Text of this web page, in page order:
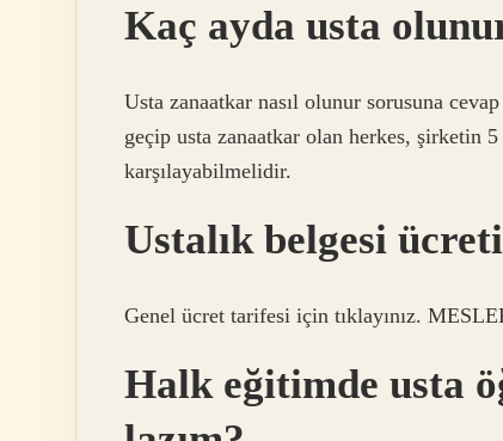
Kaç ayda usta
Usta zanaatkar nasıl olunur sorusuna
geçip usta zanaatkar olan herkes, şirketin
karşılayabilmelidir.
Ustalık belgesi
Genel ücret tarifesi için tıklayınız.
Halk eğitimde usta